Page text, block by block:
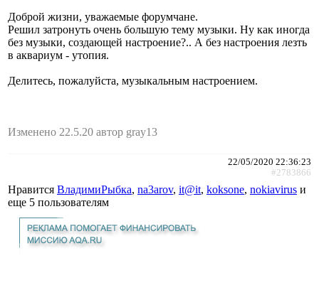
Доброй жизни, уважаемые форумчане.
Решил затронуть очень большую тему музыки. Ну как иногда
без музыки, создающей настроение?.. А без настроения лезть
в аквариум - утопия.
Делитесь, пожалуйста, музыкальным настроением.
Изменено 22.5.20 автор gray13
22/05/2020 22:36:23
#2783866
Нравится ВладимиРыбка, na3arov, it@it, koksone, nokiavirus и
еще 5 пользователям